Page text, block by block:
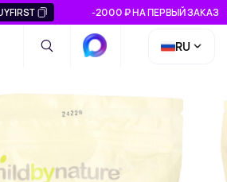
-2000 ₽ НА ПЕРВЫЙ ЗАКАЗ
RU